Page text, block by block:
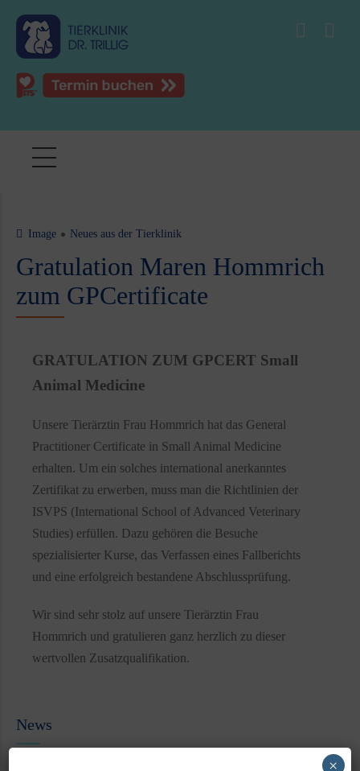
Image Neues aus der Tierklinik
Gratulation Maren Hommrich
zum GPCertificate
GRATULATION ZUM GPCERT Small
Animal Medicine
Unsere Tierärztin Frau Hommrich hat das General
Practitioner Certificate in Small Animal Medicine
erhalten. Um ein solches international anerkanntes
Zertifikat zu erwerben, muss man die Richtlinien der
ISVPS (International School of Advanced Veterinary
Studies) erfüllen. Dazu gehören die Besuche
spezialisierter Kurse, das Verfassen eines Fallberichts
und eine erfolgreich bestandene Abschlussprüfung.
Wir sind sehr stolz auf unsere Tierärztin Frau
Hommrich und gratulieren ganz herzlich zu dieser
wertvollen Zusatzqualifikation.
News
×